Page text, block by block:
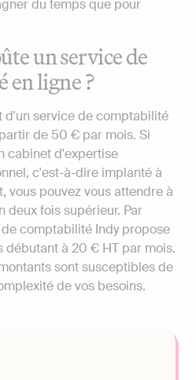
du temps que pour
un service de
en ligne ?
d'un service de comptabilité
de 50 € par mois. Si
cabinet d'expertise
c'est-à-dire implanté à
vous pouvez vous attendre à
deux fois supérieur. Par
comptabilité Indy propose
à 20 € HT par mois.
sont susceptibles de
de vos besoins.